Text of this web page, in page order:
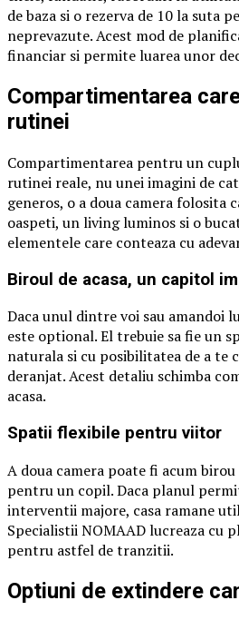
de baza si o rezerva de 10 la suta
neprevazute. Acest mod de
financiar si permite luarea unor
Compartimentarea
rutinei
Compartimentarea pentru un
rutinei reale, nu unei imagini de
generos, o a doua camera folosita
oaspeti, un living luminos si o
elementele care conteaza cu
Biroul de acasa, un capitol
Daca unul dintre voi sau amandoi
este optional. El trebuie sa fie un
naturala si cu posibilitatea de a te
deranjat. Acest detaliu schimba
acasa.
Spatii flexibile pentru viitor
A doua camera poate fi acum
pentru un copil. Daca planul
interventii majore, casa ramane
Specialistii NOMAAD lucreaza cu
pentru astfel de tranzitii.
Optiuni de extindere